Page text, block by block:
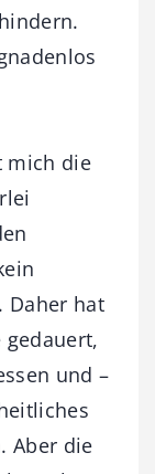
mich die
Daher hat
und –
Aber die